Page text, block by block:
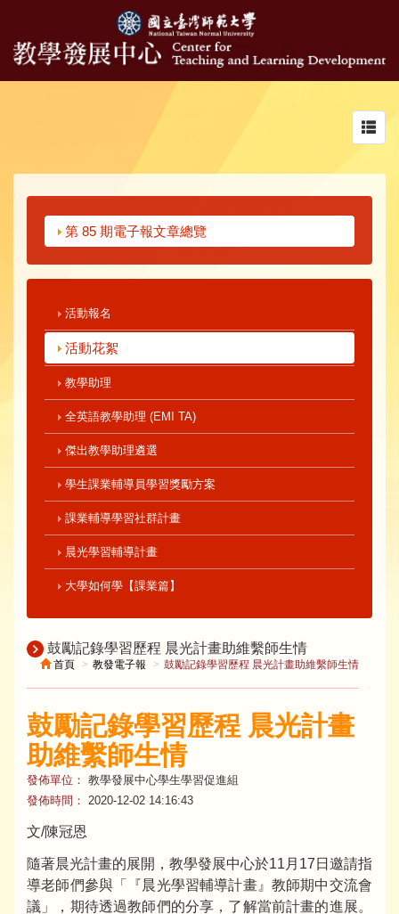
第 85 期電子報文章總覽
活動報名
活動花絮
教學助理
全英語教學助理 (EMI TA)
傑出教學助理遴選
學生課業輔導員學習獎勵方案
課業輔導學習社群計畫
晨光學習輔導計畫
大學如何學【課業篇】
鼓勵記錄學習歷程 晨光計畫助維繫師生情
首頁 教發電子報 鼓勵記錄學習歷程 晨光計畫助維繫師生情
鼓勵記錄學習歷程 晨光計畫
助維繫師生情
發佈單位： 教學發展中心學生學習促進組
發佈時間：
2020-12-02 14:16:43
文/陳冠恩
隨著晨光計畫的展開，教學發展中心於11月17日邀請指
導老師們參與「『晨光學習輔導計畫』教師期中交流會
議」，期待透過教師們的分享，了解當前計畫的進展。